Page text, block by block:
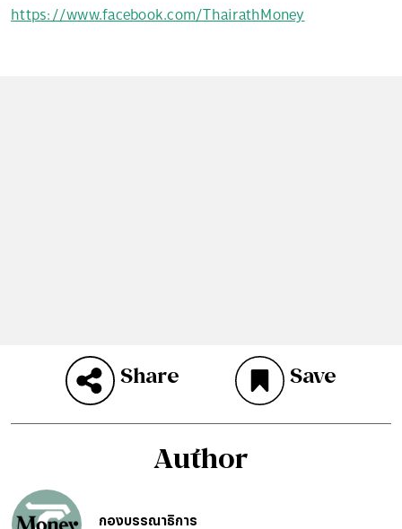
https://www.facebook.com/ThairathMoney
Share Save
Author
กองบรรณาธิการ